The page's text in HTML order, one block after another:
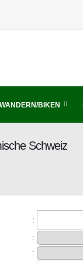
WANDERN/BIKEN
Schweiz
:
:
: